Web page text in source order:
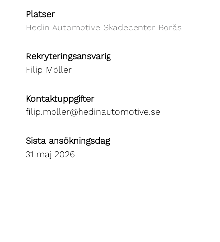
Platser
Hedin Automotive Skadecenter Borås
Rekryteringsansvarig
Filip Möller
Kontaktuppgifter
filip.moller@hedinautomotive.se
Sista ansökningsdag
31 maj 2026